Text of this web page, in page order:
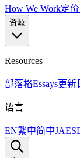
How We Work定
资源
Resources
部落格Essays更新
语言
EN繁中简中JAES